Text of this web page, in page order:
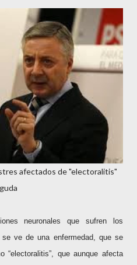
afectados de "electoralitis"
neuronales que sufren los
ve de una enfermedad, que se
“electoralitis”, que aunque afecta